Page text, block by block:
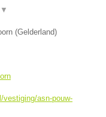
▼
(Gelderland)
vestiging/asn-pouw-